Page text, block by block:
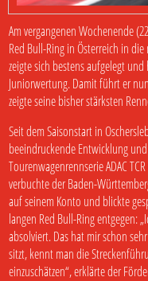
Am vergangenen Wochenende
Red Bull-Ring in Österreich in
zeigte sich bestens aufgelegt
Juniorwertung. Damit führt er
zeigte seine bisher stärksten
Seit dem Saisonstart in
beeindruckende Entwicklung
Tourenwagenrennserie ADAC
verbuchte der Baden-
auf seinem Konto und blickte
langen Red Bull-Ring entgegen:
absolviert. Das hat mir schon
sitzt, kennt man die
einzuschätzen“, erklärte der